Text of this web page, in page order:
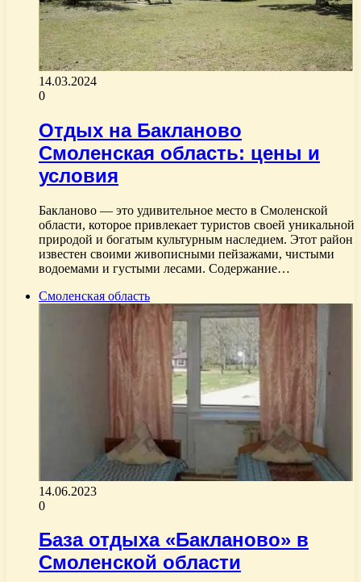
14.03.2024
0
Отдых на Бакланово
Смоленская область: цены и
условия
Бакланово — это удивительное место в Смоленской
области, которое привлекает туристов своей уникальной
природой и богатым культурным наследием. Этот район
известен своими живописными пейзажами, чистыми
водоемами и густыми лесами. Содержание…
Смоленская область
14.06.2023
0
База отдыха «Бакланово» в
Смоленской области